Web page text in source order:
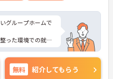
グループホームで
った環境での就業
ントなど、さらに
軽にご相談くださ
無料 紹介してもらう